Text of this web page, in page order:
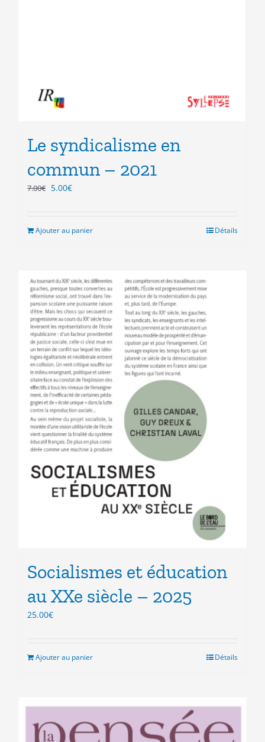
Le syndicalisme en
commun – 2021
7.00€ Le
5.00€Le
est :
Ajouter au panier Détails
Socialismes et éducation
au XXe siècle – 2025
25.00€
Ajouter au panier Détails